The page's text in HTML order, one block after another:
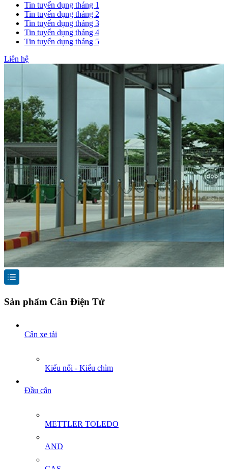
Tin tuyển dụng tháng 1
Tin tuyển dụng tháng 2
Tin tuyển dụng tháng 3
Tin tuyển dụng tháng 4
Tin tuyển dụng tháng 5
Liên hệ
Sản phẩm Cân Điện Tử
Cân xe tải
Kiểu nổi - Kiểu chìm
Đầu cân
METTLER TOLEDO
AND